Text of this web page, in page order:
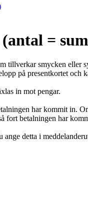
=
tillverkar smycken eller
på presentkortet och
in mot pengar.
har kommit in.
fort betalningen har
detta i